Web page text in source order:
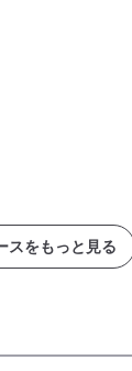
スをもっと見る